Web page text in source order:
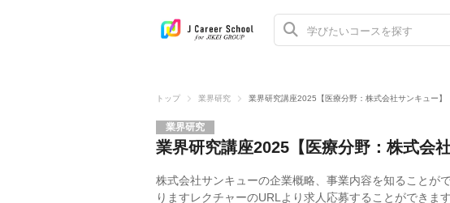
トップ 業界研究 業界研究講座2025【医療分野：株式会社サンキュー】
業界研究
業界研究講座2025【医療分野：株式会
株式会社サンキューの企業概略、事業内容を知ることが
りますレクチャーのURLより求人応募することができます